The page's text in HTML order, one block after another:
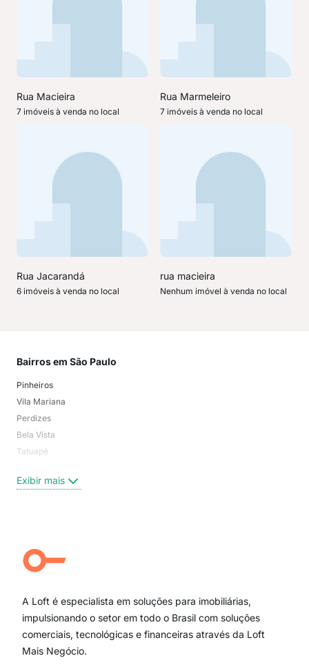
Rua Macieira
7 imóveis à venda no local
Rua Marmeleiro
7 imóveis à venda no local
Rua Jacarandá
6 imóveis à venda no local
rua macieira
Nenhum imóvel à venda no local
Bairros em São Paulo
Pinheiros
Vila Mariana
Perdizes
Bela Vista
Tatuapé
Centro
Campo Belo
Ipiranga
Paraíso
Itaim Bibi
Exibir mais
A Loft é especialista em soluções para imobiliárias,
impulsionando o setor em todo o Brasil com soluções
comerciais, tecnológicas e financeiras através da Loft
Mais Negócio.